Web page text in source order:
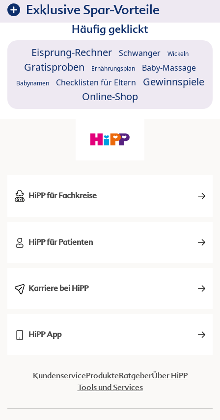
Exklusive Spar-Vorteile
Häufig geklickt
Eisprung-Rechner Schwanger Wickeln
Gratisproben Ernährungsplan Baby-Massage
Babynamen Checklisten für Eltern
Gewinnspiele
Online-Shop
HiPP für Fachkreise
HiPP für Patienten
Karriere bei HiPP
HiPP App
KundenserviceProdukteRatgeberÜber HiPP
Tools und Services